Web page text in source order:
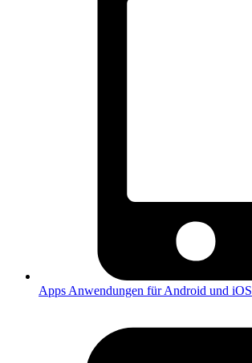
Apps Anwendungen für Android und iOS